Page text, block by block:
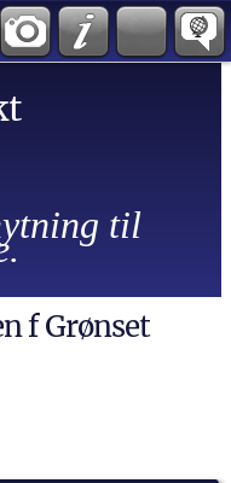
til
f Grønset